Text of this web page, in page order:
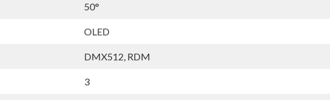
50°
OLED
DMX512, RDM
3